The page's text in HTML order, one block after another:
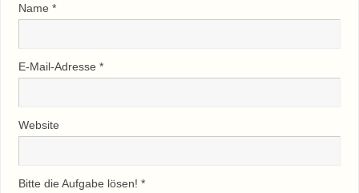
Name *
E-Mail-Adresse *
Website
Bitte die Aufgabe lösen! *